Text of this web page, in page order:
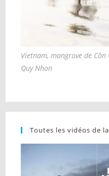
Vietnam, mangrove de
Quy Nhon
Toutes les vidéos de